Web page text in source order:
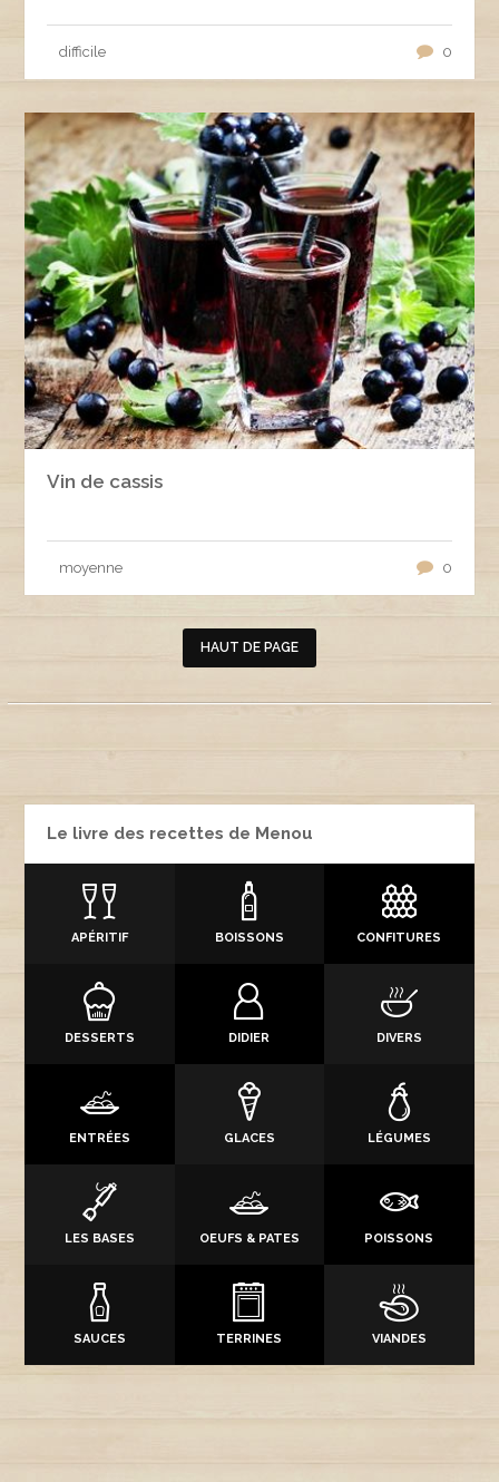
difficile 0
Vin de cassis
moyenne 0
HAUT DE PAGE
Le livre des recettes de Menou
APÉRITIF BOISSONS CONFITURES
DESSERTS DIDIER DIVERS
ENTRÉES GLACES LÉGUMES
LES BASES OEUFS & PATES POISSONS
SAUCES TERRINES VIANDES